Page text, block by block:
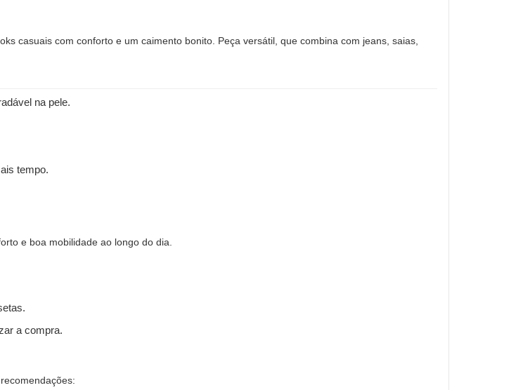
casuais com conforto e um caimento bonito. Peça versátil, que combina com jeans, saias,
na pele.
tempo.
e boa mobilidade ao longo do dia.
a compra.